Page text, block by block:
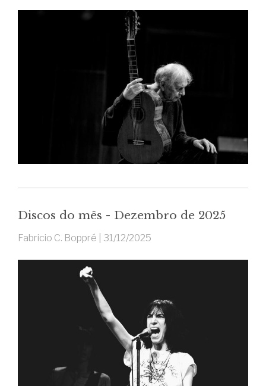
Discos do mês - Dezembro de 2025
Fabricio C. Boppré | 31/12/2025